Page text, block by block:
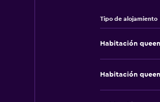
Tipo de alojamiento
Habitación
Habitación